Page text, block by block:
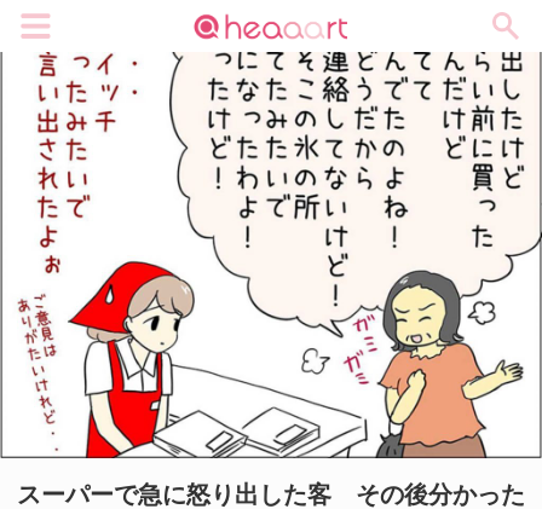
スーパーで急に怒り出した客 その後分かった